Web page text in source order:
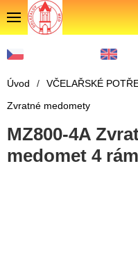
Úvod / VČELAŘSKÉ
Zvratné medomety
MZ800-4A
medomet 4